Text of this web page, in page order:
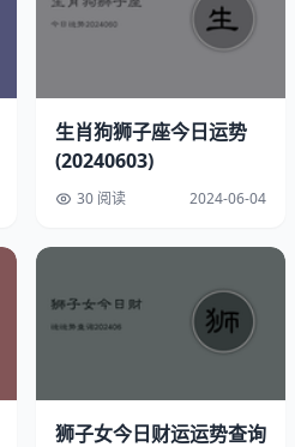
生肖狗狮子座今日运势
(20240603)
30 阅读 2024-06-04
狮子女今日财运运势查询